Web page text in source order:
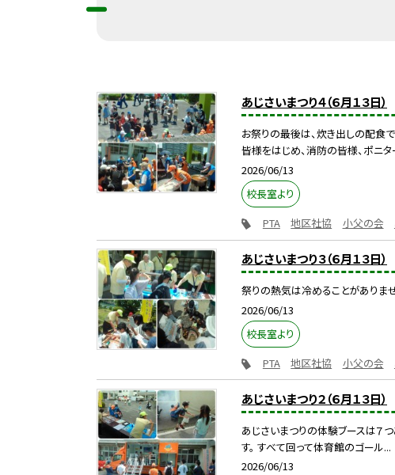
あじさいまつり４（６月１３日）
お祭りの最後は、炊き出しの配食で
皆様をはじめ、消防の皆様、ポニ
2026/06/13
校長室より
PTA
地区社協 小父の会
あじさいまつり３（６月１３日）
祭りの熱気は冷めることがありませ
2026/06/13
校長室より
PTA
地区社協 小父の会
あじさいまつり２（６月１３日）
あじさいまつりの体験ブースは７つ
す。 すべて回って体育館のゴール...
2026/06/13